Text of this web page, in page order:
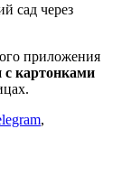
сад через
приложения
с картонками
,